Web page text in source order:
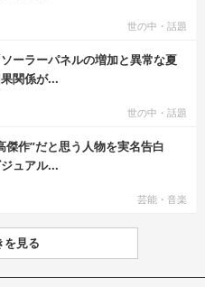
世の中・話題
ーラーパネルの増加と異常な夏
関係が...
世の中・話題
傑作”だと思う人物を実名告白
ュアル...
芸能・音楽
を見る